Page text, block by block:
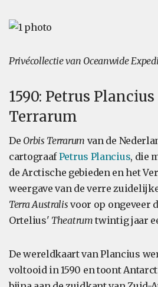
Privécollectie van Oceanwide
1590: Petrus
Terrarum
De Orbis Terrarum van de
cartograafPetrus Plancius, die
de Arctische gebieden en het
weergave van de verre
Terra Australis voor op ongeveer
Ortelius' Theatrum twintig jaar
De wereldkaart van Plancius
voltooid in 1590 en toont